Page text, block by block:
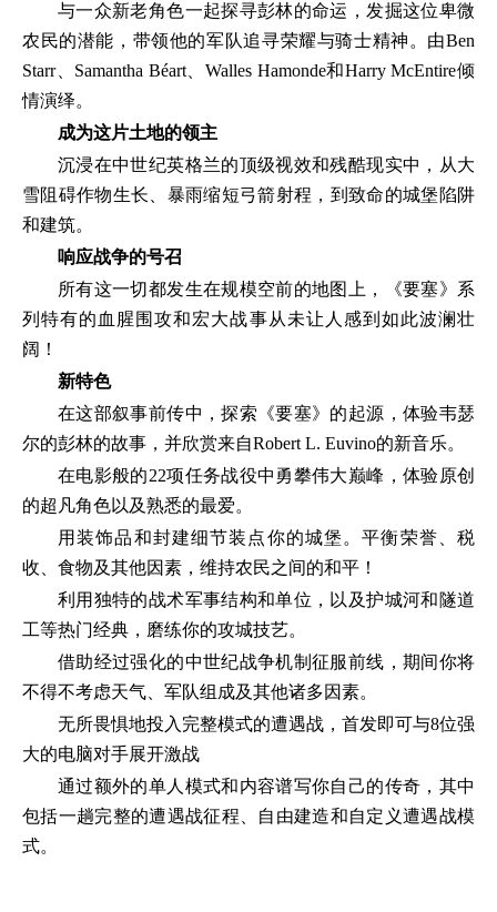
与一众新老角色一起探寻彭林的命运，发掘这位卑微
农民的潜能，带领他的军队追寻荣耀与骑士精神。由Ben
Starr、Samantha Béart、Walles Hamonde和Harry McEntire倾
情演绎。
成为这片土地的领主
沉浸在中世纪英格兰的顶级视效和残酷现实中，从大
雪阻碍作物生长、暴雨缩短弓箭射程，到致命的城堡陷阱
和建筑。
响应战争的号召
所有这一切都发生在规模空前的地图上，《要塞》系
列特有的血腥围攻和宏大战事从未让人感到如此波澜壮
阔！
新特色
在这部叙事前传中，探索《要塞》的起源，体验韦瑟
尔的彭林的故事，并欣赏来自Robert L. Euvino的新音乐。
在电影般的22项任务战役中勇攀伟大巅峰，体验原创
的超凡角色以及熟悉的最爱。
用装饰品和封建细节装点你的城堡。平衡荣誉、税
收、食物及其他因素，维持农民之间的和平！
利用独特的战术军事结构和单位，以及护城河和隧道
工等热门经典，磨练你的攻城技艺。
借助经过强化的中世纪战争机制征服前线，期间你将
不得不考虑天气、军队组成及其他诸多因素。
无所畏惧地投入完整模式的遭遇战，首发即可与8位强
大的电脑对手展开激战
通过额外的单人模式和内容谱写你自己的传奇，其中
包括一趟完整的遭遇战征程、自由建造和自定义遭遇战模
式。